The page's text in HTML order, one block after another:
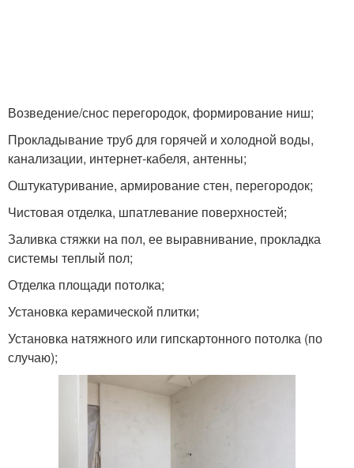
Возведение/снос перегородок, формирование ниш;
Прокладывание труб для горячей и холодной воды,
канализации, интернет-кабеля, антенны;
Оштукатуривание, армирование стен, перегородок;
Чистовая отделка, шпатлевание поверхностей;
Заливка стяжки на пол, ее выравнивание, прокладка
системы теплый пол;
Отделка площади потолка;
Установка керамической плитки;
Установка натяжного или гипскартонного потолка (по
случаю);